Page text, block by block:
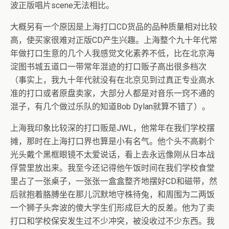
波正版唱片scene无法相比。
大概另有一个原因是上海打口CD货品的品种质量相对比较
高，使买家很难对正版CD产生兴趣。上海整个九十年代常
年做打口生意的几个人我感觉文化素养不低，比在北京海
淀图书城五道口一带常年混迹的打口贩子高出很多档次
（事实上，我九十年代就没有在北京见到过真正专业高水
准的打口或者原盘卖家，大部分人都是对音乐一窍不通的
混子，有几个做过乐队的知道Bob Dylan就算不错了）。
上海我印象比较深的打口贩是JWL，他常年在我们学校摆
摊，那时在上海打口界也算是小有名气。他个头不高剃个
光头戴个黑框眼镜不太爱说话，看上去永远像刚从日本战
俘营里放出来。我至今还记得他午饭时间在我们学校食堂
里占了一张桌子，一张张一盒盒整齐地摆好CD和磁带，然
后就抱着胳膊坐在那儿沉默地守株待兔，和周围为二两饭
一个狮子头奔波的傻大学生们形成巨大的反差。他为了卖
打口和学校保安发生过不少冲突，被没收过不少东西。我